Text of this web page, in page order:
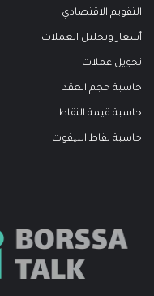
التقويم الاقتصادي
أسعار وتحليل العملات
تحويل عملات
حاسبة حجم العقد
حاسبة قيمة النقاط
حاسبة نقاط البيفوت